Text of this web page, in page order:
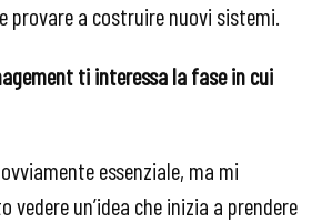
provare a costruire nuovi sistemi.
ti interessa la fase in cui
essenziale, ma mi
un’idea che inizia a prendere